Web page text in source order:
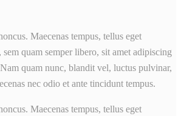
Maecenas tempus, tellus eget
quam semper libero, sit amet adipiscing
quam nunc, blandit vel, luctus pulvinar,
nec odio et ante tincidunt tempus.
Maecenas tempus, tellus eget